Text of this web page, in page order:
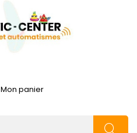
Mon panier